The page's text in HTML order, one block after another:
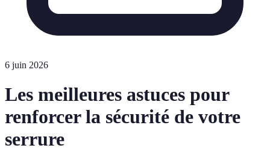
6 juin 2026
Les meilleures astuces pour
renforcer la sécurité de votre
serrure